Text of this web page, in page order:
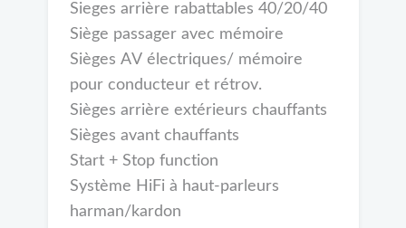
Sieges arrière rabattables 40/20/40
Siège passager avec mémoire
Sièges AV électriques/ mémoire
pour conducteur et rétrov.
Sièges arrière extérieurs chauffants
Sièges avant chauffants
Start + Stop function
Système HiFi à haut-parleurs
harman/kardon